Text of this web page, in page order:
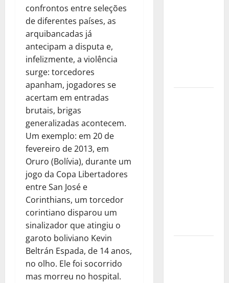
confrontos entre seleções
de diferentes países, as
arquibancadas já
antecipam a disputa e,
infelizmente, a violência
surge: torcedores
apanham, jogadores se
acertam em entradas
brutais, brigas
generalizadas acontecem.
Um exemplo: em 20 de
fevereiro de 2013, em
Oruro (Bolívia), durante um
jogo da Copa Libertadores
entre San José e
Corinthians, um torcedor
corintiano disparou um
sinalizador que atingiu o
garoto boliviano Kevin
Beltrán Espada, de 14 anos,
no olho. Ele foi socorrido
mas morreu no hospital.